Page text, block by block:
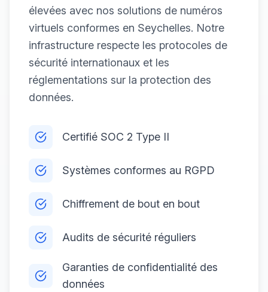
élevées avec nos solutions de numéros
virtuels conformes en Seychelles. Notre
infrastructure respecte les protocoles de
sécurité internationaux et les
réglementations sur la protection des
données.
Certifié SOC 2 Type II
Systèmes conformes au RGPD
Chiffrement de bout en bout
Audits de sécurité réguliers
Garanties de confidentialité des
données